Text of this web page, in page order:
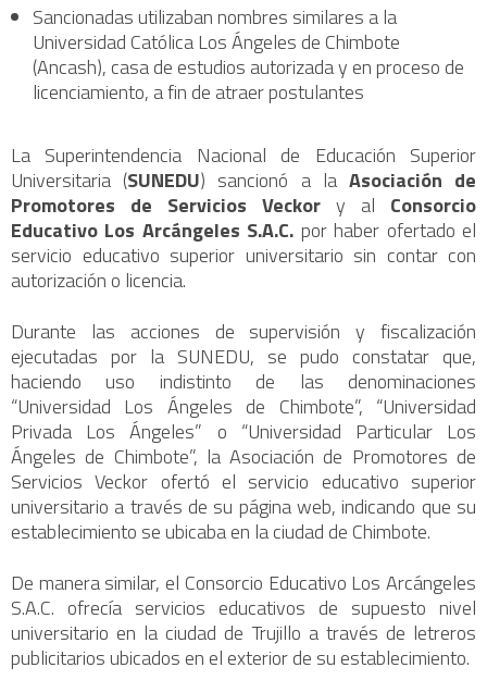
Sancionadas utilizaban nombres similares a la
Universidad Católica Los Ángeles de Chimbote
(Ancash), casa de estudios autorizada y en proceso de
licenciamiento, a fin de atraer postulantes
La Superintendencia Nacional de Educación Superior
Universitaria (SUNEDU) sancionó a la Asociación de
Promotores de Servicios Veckor y al Consorcio
Educativo Los Arcángeles S.A.C. por haber ofertado el
servicio educativo superior universitario sin contar con
autorización o licencia.
Durante las acciones de supervisión y fiscalización
ejecutadas por la SUNEDU, se pudo constatar que,
haciendo uso indistinto de las denominaciones
“Universidad Los Ángeles de Chimbote”, “Universidad
Privada Los Ángeles” o “Universidad Particular Los
Ángeles de Chimbote”, la Asociación de Promotores de
Servicios Veckor ofertó el servicio educativo superior
universitario a través de su página web, indicando que su
establecimiento se ubicaba en la ciudad de Chimbote.
De manera similar, el Consorcio Educativo Los Arcángeles
S.A.C. ofrecía servicios educativos de supuesto nivel
universitario en la ciudad de Trujillo a través de letreros
publicitarios ubicados en el exterior de su establecimiento.